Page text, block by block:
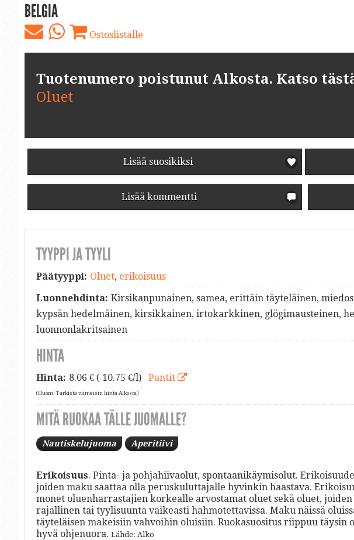
BELGIA
Ostoslistalle
Tuotenumero poistunut Alkosta. Katso
Oluet
Lisää suosikiksi
Lisää kommentti
TYYPPI JA TYYLI
Päätyyppi: Oluet, erikoisuus
Luonnehdinta: Kirsikanpunainen, samea, erittäin täyteläinen,
kypsän hedelmäinen, kirsikkainen, irtokarkkinen, glögimausteinen,
luonnonlakritsainen
HINTA
Hinta: 8.06 € ( 10.75 €/l) Pantit
(Huom! Tarkista viimeisin hinta Alkosta)
MITÄ RUOKAA TÄLLE JUOMALLE?
Nautiskelujuoma Aperitiivi
Erikoisuus. Pinta- ja pohjahiivaolut, spontaanikäymisolut.
joiden maku saattaa olla peruskuluttajalle hyvinkin haastava.
monet oluenharrastajien korkealle arvostamat oluet sekä oluet, joiden
rajallinen tai tyylisuunta vaikeasti hahmotettavissa. Maku näissä
täyteläisen makeisiin vahvoihin oluisiin. Ruokasuositus riippuu täysin
hyvä ohjenuora. Lähde: Alko